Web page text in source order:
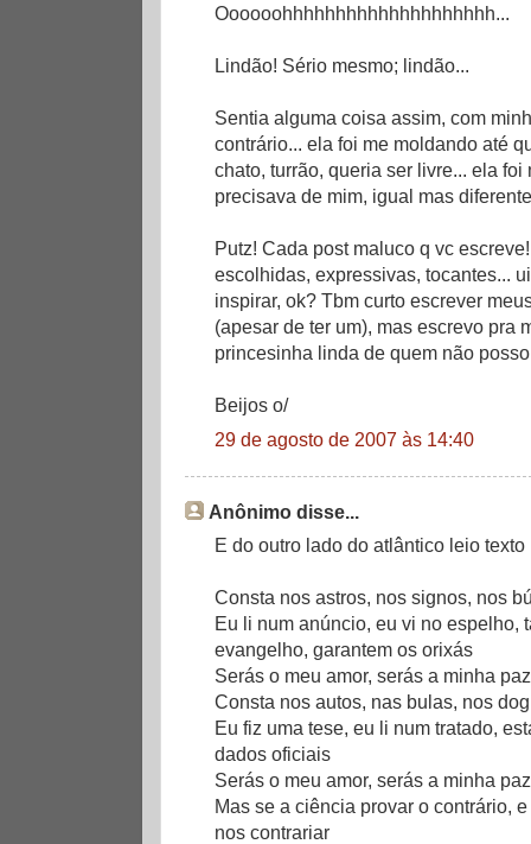
Oooooohhhhhhhhhhhhhhhhhhhh...
Lindão! Sério mesmo; lindão...
Sentia alguma coisa assim, com
contrário... ela foi me moldando até
chato, turrão, queria ser livre... ela
precisava de mim, igual mas
Putz! Cada post maluco q vc
escolhidas, expressivas, tocantes...
inspirar, ok? Tbm curto escrever
(apesar de ter um), mas escrevo pra
princesinha linda de quem não
Beijos o/
29 de agosto de 2007 às 14:40
Anônimo disse...
E do outro lado do atlântico leio
Consta nos astros, nos signos, nos
Eu li num anúncio, eu vi no espelho,
evangelho, garantem os orixás
Serás o meu amor, serás a minha paz
Consta nos autos, nas bulas, nos
Eu fiz uma tese, eu li num tratado,
dados oficiais
Serás o meu amor, serás a minha paz
Mas se a ciência provar o contrário,
nos contrariar